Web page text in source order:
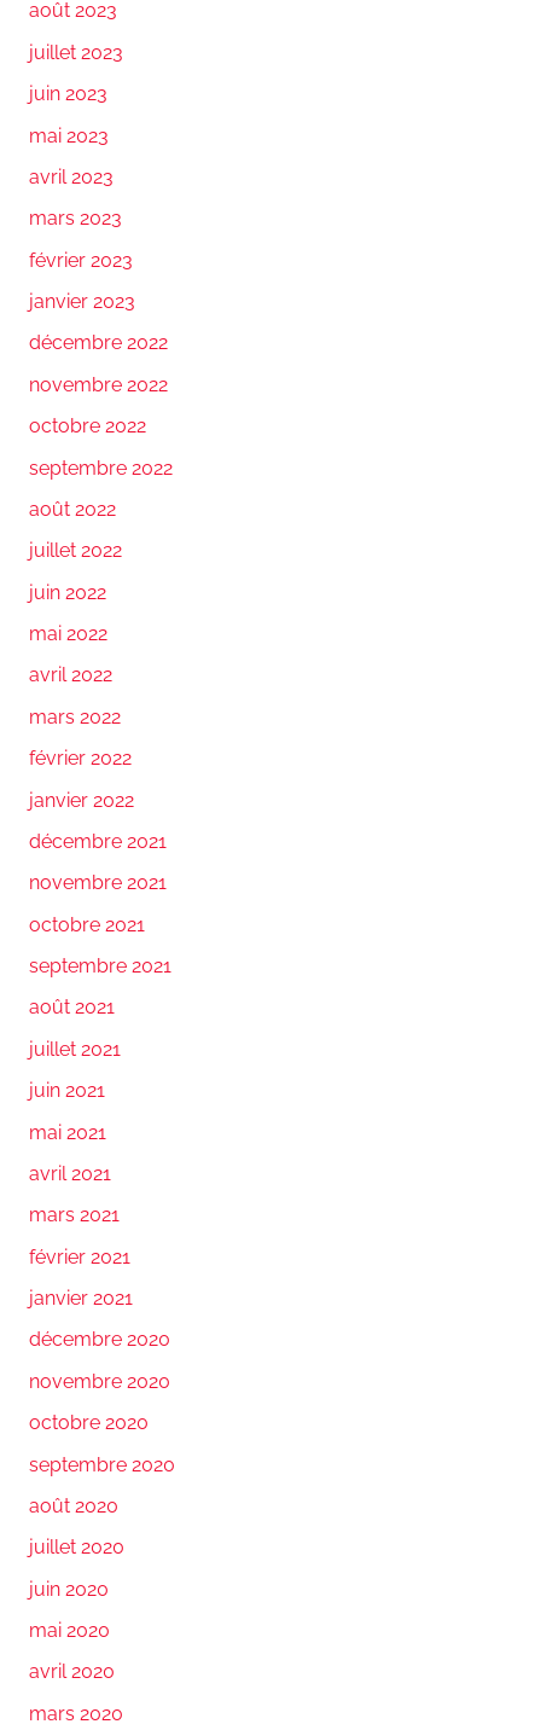
août 2023
juillet 2023
juin 2023
mai 2023
avril 2023
mars 2023
février 2023
janvier 2023
décembre 2022
novembre 2022
octobre 2022
septembre 2022
août 2022
juillet 2022
juin 2022
mai 2022
avril 2022
mars 2022
février 2022
janvier 2022
décembre 2021
novembre 2021
octobre 2021
septembre 2021
août 2021
juillet 2021
juin 2021
mai 2021
avril 2021
mars 2021
février 2021
janvier 2021
décembre 2020
novembre 2020
octobre 2020
septembre 2020
août 2020
juillet 2020
juin 2020
mai 2020
avril 2020
mars 2020